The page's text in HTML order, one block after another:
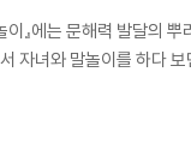
이』에는 문해력 발달
자녀와 말놀이를 하다